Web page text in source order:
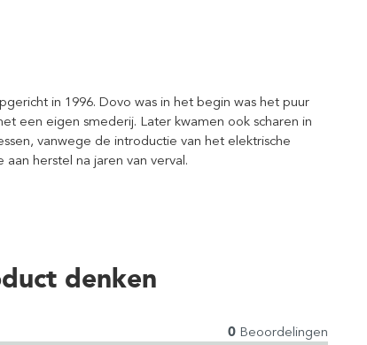
in 1996. Dovo was in het begin was het puur
een eigen smederij. Later kwamen ook scharen in
vanwege de introductie van het elektrische
herstel na jaren van verval.
denken
0Beoordelingen